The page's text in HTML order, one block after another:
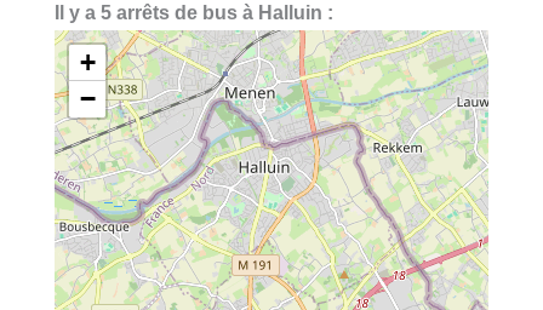
Il y a 5 arrêts de bus à Halluin :
+
−